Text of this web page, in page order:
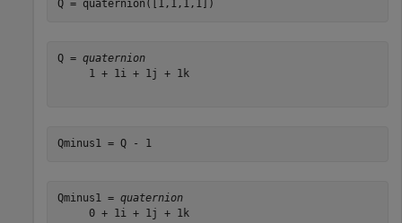
Q = quaternion([1,1,1,1])
Q = quaternion
     1 + 1i + 1j + 1k
Qminus1 = Q - 1
Qminus1 = quaternion
     0 + 1i + 1j + 1k